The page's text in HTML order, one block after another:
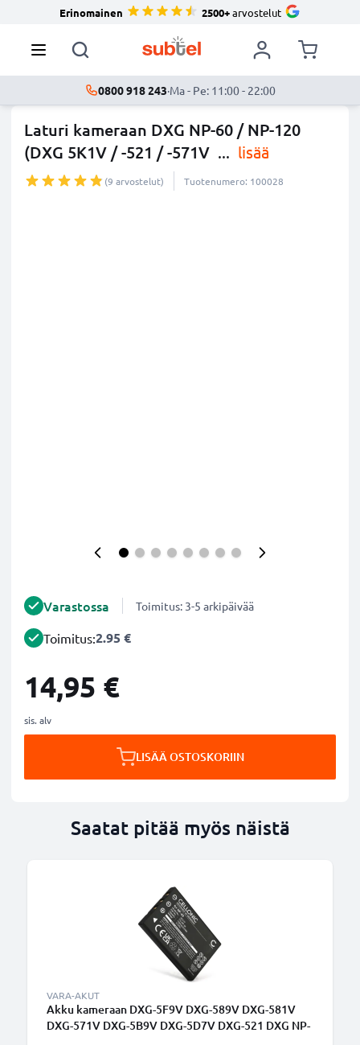
Erinomainen 2500+arvostelut
0800 918 243·Ma - Pe: 11:00 - 22:00
Laturi kameraan DXG NP-60 / NP-120
(DXG 5K1V / -521 / -571V ... lisää
(9 arvostelut) Tuotenumero: 100028
Varastossa Toimitus: 3-5 arkipäivää
Toimitus:2.95 €
14,95 €
sis. alv
LISÄÄ OSTOSKORIIN
Saatat pitää myös näistä
VARA-AKUT
Akku kameraan DXG-5F9V DXG-589V DXG-581V
DXG-571V DXG-5B9V DXG-5D7V DXG-521 DXG NP-